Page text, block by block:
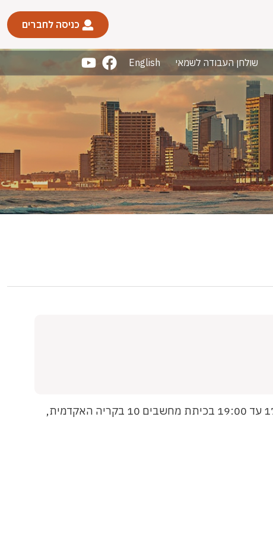
כניסה לחברים
שולחן העבודה לשמאי English
הדרכה (ללא תשלום) על מאגר נבו ומערכת הקסנון לחברי הלשכה תתקיים ביום ד', 26 אפריל 2006 בשעות 17:30 עד 19:00 בכיתת מחשבים 10 בקריה האקדמית,